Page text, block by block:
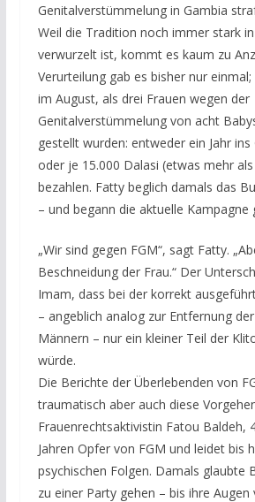
Genitalverstümmelung in Gambia
Weil die Tradition noch immer stark
verwurzelt ist, kommt es kaum zu
Verurteilung gab es bisher nur einmal;
im August, als drei Frauen wegen der
Genitalverstümmelung von acht
gestellt wurden: entweder ein Jahr
oder je 15.000 Dalasi (etwas mehr
bezahlen. Fatty beglich damals das
– und begann die aktuelle Kampagne
„Wir sind gegen FGM“, sagt Fatty.
Beschneidung der Frau.“ Der
Imam, dass bei der korrekt
– angeblich analog zur Entfernung
Männern – nur ein kleiner Teil der
würde.
Die Berichte der Überlebenden von
traumatisch aber auch diese
Frauenrechtsaktivistin Fatou Baldeh,
Jahren Opfer von FGM und leidet bis
psychischen Folgen. Damals glaubte
zu einer Party gehen – bis ihre Augen